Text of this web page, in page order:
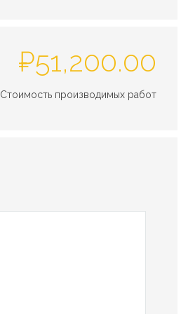
₽51,200.00
Стоимость производимых работ